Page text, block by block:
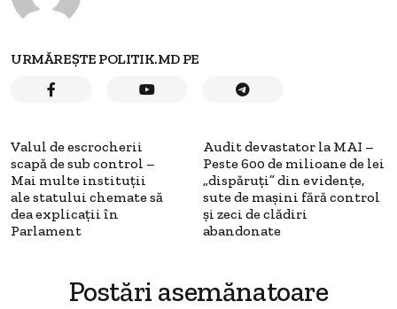
URMĂREȘTE POLITIK.MD PE
Valul de escrocherii
scapă de sub control –
Mai multe instituții
ale statului chemate să
dea explicații în
Parlament
Audit devastator la MAI –
Peste 600 de milioane de lei
„dispăruți” din evidențe,
sute de mașini fără control
și zeci de clădiri
abandonate
Postări asemănatoare